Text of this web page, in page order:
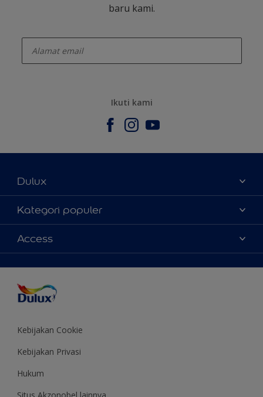
baru kami.
Ikuti kami
Dulux
Tentang Kami
Contact us
Temukan toko
Kategori populer
Warna
Produk
Inspirasi
Saran Mendekorasi
Colour of the Year
Access
Kebijakan Cookie
Kebijakan Privasi
Hukum
Situs Akzonobel lainnya